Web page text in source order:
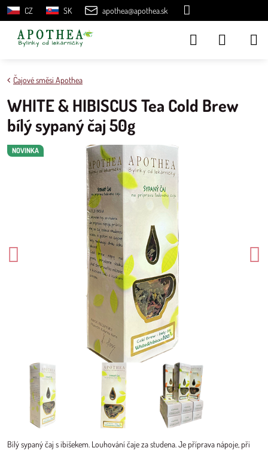
CZ SK apothea@apothea.sk
NOVINKA
Čajové směsi Apothea
WHITE & HIBISCUS Tea Cold Brew
bílý sypaný čaj 50g
Bílý sypaný čaj s ibišekem. Louhování čaje za studena. Je příprava nápoje, při